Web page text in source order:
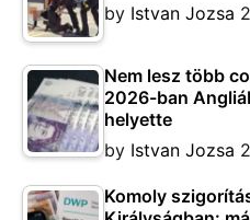
by Istvan Jozsa
Nem lesz több
2026-ban
helyette
by Istvan Jozsa
Komoly